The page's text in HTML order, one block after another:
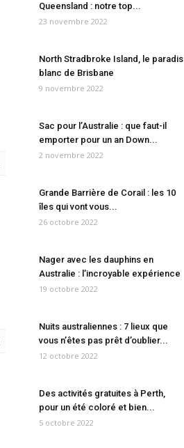
Queensland : notre top...
23 novembre 2022
North Stradbroke Island, le paradis
blanc de Brisbane
9 novembre 2022
Sac pour l’Australie : que faut-il
emporter pour un an Down...
2 novembre 2022
Grande Barrière de Corail : les 10
îles qui vont vous...
26 octobre 2022
Nager avec les dauphins en
Australie : l’incroyable expérience
19 octobre 2022
Nuits australiennes : 7 lieux que
vous n’êtes pas prêt d’oublier...
12 octobre 2022
Des activités gratuites à Perth,
pour un été coloré et bien...
5 octobre 2022